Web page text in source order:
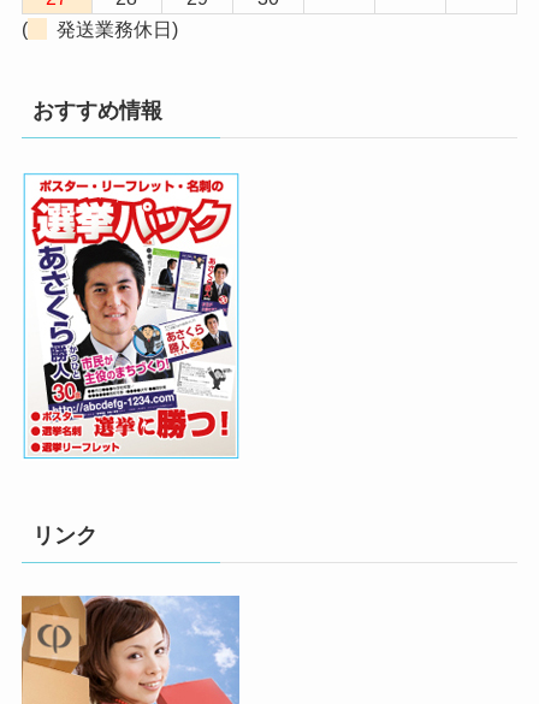
(
発送業務休日)
おすすめ情報
リンク